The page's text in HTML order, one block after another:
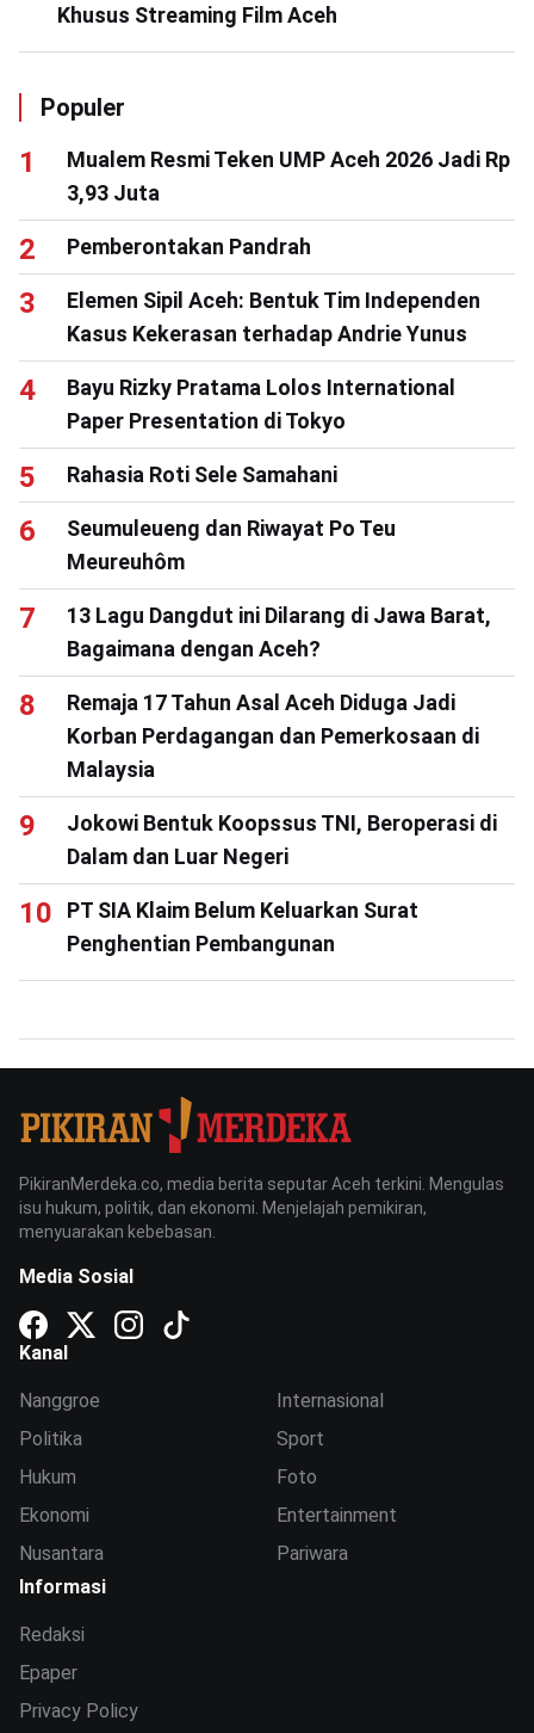
Khusus Streaming Film Aceh
Populer
Mualem Resmi Teken UMP Aceh 2026 Jadi Rp
3,93 Juta
Pemberontakan Pandrah
Elemen Sipil Aceh: Bentuk Tim Independen
Kasus Kekerasan terhadap Andrie Yunus
Bayu Rizky Pratama Lolos International
Paper Presentation di Tokyo
Rahasia Roti Sele Samahani
Seumuleueng dan Riwayat Po Teu
Meureuhôm
13 Lagu Dangdut ini Dilarang di Jawa Barat,
Bagaimana dengan Aceh?
Remaja 17 Tahun Asal Aceh Diduga Jadi
Korban Perdagangan dan Pemerkosaan di
Malaysia
Jokowi Bentuk Koopssus TNI, Beroperasi di
Dalam dan Luar Negeri
PT SIA Klaim Belum Keluarkan Surat
Penghentian Pembangunan
PikiranMerdeka.co, media berita seputar Aceh terkini. Mengulas
isu hukum, politik, dan ekonomi. Menjelajah pemikiran,
menyuarakan kebebasan.
Media Sosial
Kanal
Nanggroe
Politika
Hukum
Ekonomi
Nusantara
Internasional
Sport
Foto
Entertainment
Pariwara
Informasi
Redaksi
Epaper
Privacy Policy